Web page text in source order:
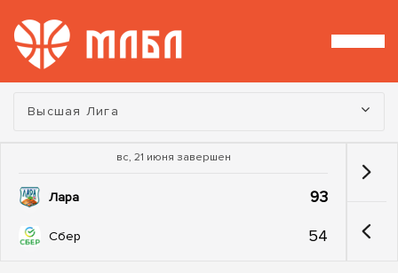
Турнир:
Высшая Лига
вс, 21 июня завершен
Лара 93
Сбер 54